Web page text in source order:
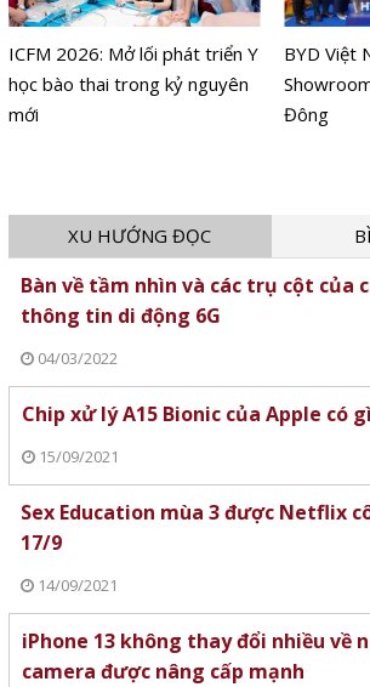
ICFM 2026: Mở lối phát triển Y
học bào thai trong kỷ nguyên
mới
BYD Việt
Đông
XU HƯỚNG ĐỌC
Bàn về tầm nhìn và các trụ cột của
thông tin di động 6G
04/03/2022
Chip xử lý A15 Bionic của Apple có
15/09/2021
Sex Education mùa 3 được Netflix
17/9
14/09/2021
iPhone 13 không thay đổi nhiều về
camera được nâng cấp mạnh